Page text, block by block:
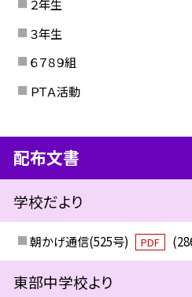
２年生
３年生
６７８９組
ＰＴＡ活動
配布文書
学校だより
朝かげ通信(525号) PDF
東部中学校より